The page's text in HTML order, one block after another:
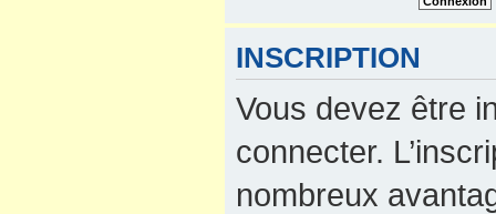
INSCRIPTION
Vous devez être
connecter.
nombreux